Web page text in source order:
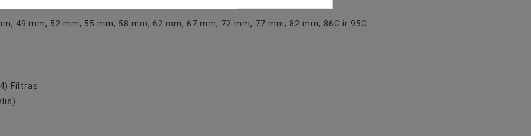
49 mm, 52 mm, 55 mm, 58 mm, 62 mm, 67 mm, 72 mm, 77 mm, 82 mm, 86C ir 95C.
Filtras